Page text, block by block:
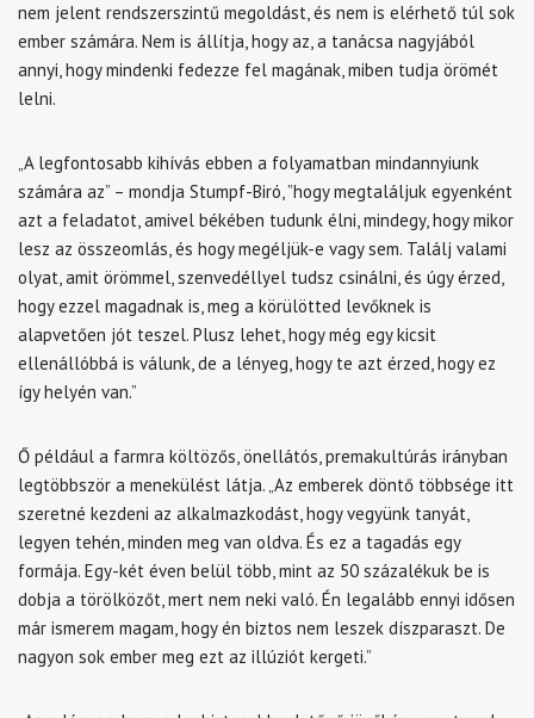
nem jelent rendszerszintű megoldást, és nem is elérhető túl sok
ember számára. Nem is állítja, hogy az, a tanácsa nagyjából
annyi, hogy mindenki fedezze fel magának, miben tudja örömét
lelni.
„A legfontosabb kihívás ebben a folyamatban mindannyiunk
számára az” – mondja Stumpf-Biró, ”hogy megtaláljuk egyenként
azt a feladatot, amivel békében tudunk élni, mindegy, hogy mikor
lesz az összeomlás, és hogy megéljük-e vagy sem. Találj valami
olyat, amit örömmel, szenvedéllyel tudsz csinálni, és úgy érzed,
hogy ezzel magadnak is, meg a körülötted levőknek is
alapvetően jót teszel. Plusz lehet, hogy még egy kicsit
ellenállóbbá is válunk, de a lényeg, hogy te azt érzed, hogy ez
így helyén van.”
Ő például a farmra költözős, önellátós, premakultúrás irányban
legtöbbször a menekülést látja.„Az emberek döntő többsége itt
szeretné kezdeni az alkalmazkodást, hogy vegyünk tanyát,
legyen tehén, minden meg van oldva. És ez a tagadás egy
formája. Egy-két éven belül több, mint az 50 százalékuk be is
dobja a törölközőt, mert nem neki való. Én legalább ennyi idősen
már ismerem magam, hogy én biztos nem leszek díszparaszt. De
nagyon sok ember meg ezt az illúziót kergeti.”